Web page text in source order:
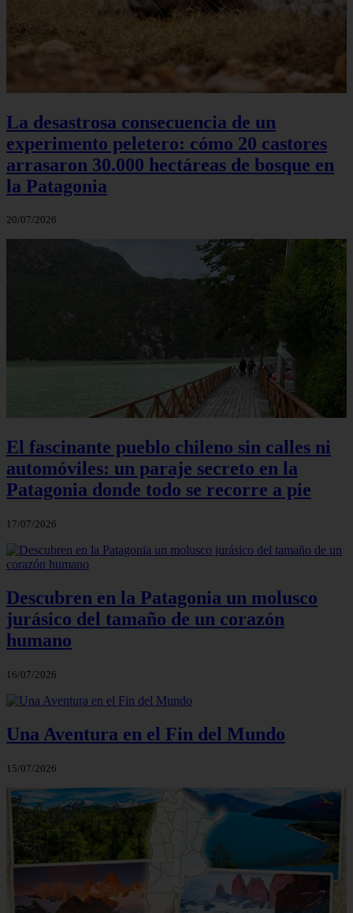
La desastrosa consecuencia de un
experimento peletero: cómo 20 castores
arrasaron 30.000 hectáreas de bosque en
la Patagonia
20/07/2026
El fascinante pueblo chileno sin calles ni
automóviles: un paraje secreto en la
Patagonia donde todo se recorre a pie
17/07/2026
Descubren en la Patagonia un molusco
jurásico del tamaño de un corazón
humano
16/07/2026
Una Aventura en el Fin del Mundo
15/07/2026